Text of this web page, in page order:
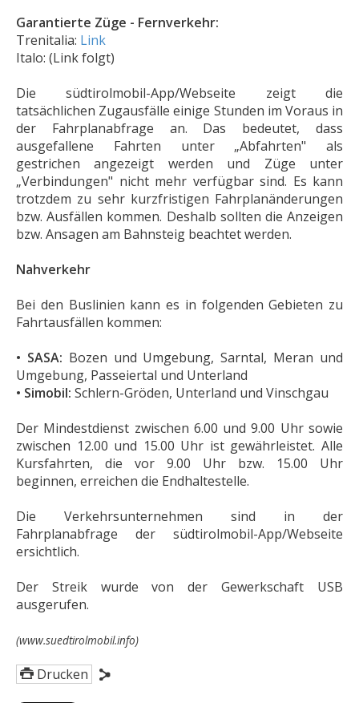
Garantierte Züge - Fernverkehr:
Trenitalia: Link
Italo: (Link folgt)
Die südtirolmobil-App/Webseite zeigt die
tatsächlichen Zugausfälle einige Stunden im Voraus in
der Fahrplanabfrage an. Das bedeutet, dass
ausgefallene Fahrten unter „Abfahrten" als
gestrichen angezeigt werden und Züge unter
„Verbindungen" nicht mehr verfügbar sind. Es kann
trotzdem zu sehr kurzfristigen Fahrplanänderungen
bzw. Ausfällen kommen. Deshalb sollten die Anzeigen
bzw. Ansagen am Bahnsteig beachtet werden.
Nahverkehr
Bei den Buslinien kann es in folgenden Gebieten zu
Fahrtausfällen kommen:
• SASA: Bozen und Umgebung, Sarntal, Meran und
Umgebung, Passeiertal und Unterland
• Simobil: Schlern-Gröden, Unterland und Vinschgau
Der Mindestdienst zwischen 6.00 und 9.00 Uhr sowie
zwischen 12.00 und 15.00 Uhr ist gewährleistet. Alle
Kursfahrten, die vor 9.00 Uhr bzw. 15.00 Uhr
beginnen, erreichen die Endhaltestelle.
Die Verkehrsunternehmen sind in der
Fahrplanabfrage der südtirolmobil-App/Webseite
ersichtlich.
Der Streik wurde von der Gewerkschaft USB
ausgerufen.
(www.suedtirolmobil.info)
Drucken